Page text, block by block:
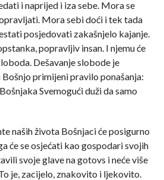
i naprijed i iza sebe. Mora se
Mora sebi doći i tek tada
posjedovati zakašnjelo kajanje.
popravljiv insan. I njemu će
Dešavanje slobode je
primijeni pravilo ponašanja:
Svemogući duži da samo
naših života Bošnjaci će posigurno
će se osjećati kao gospodari svojih
svoje glave na gotovs i neće više
je, zacijelo, znakovito i ljekovito.